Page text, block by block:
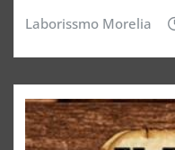
Laborissmo Morelia